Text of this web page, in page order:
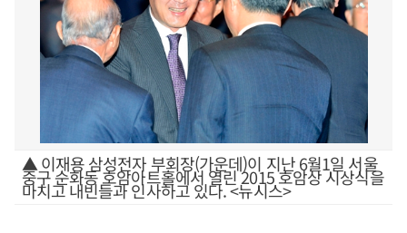
▲ 이재용 삼성전자 부회장(가운데)이 지난 6월1일 서울
중구 순화동 호암아트홀에서 열린 2015 호암상 시상식을
마치고 내빈들과 인사하고 있다. <뉴시스>